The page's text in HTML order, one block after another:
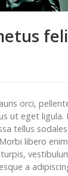
orci,
ut eget ligula.
tellus
libero
a